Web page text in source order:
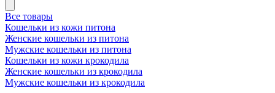
Все товары
Кошельки из кожи питона
Женские кошельки из питона
Мужские кошельки из питона
Кошельки из кожи крокодила
Женские кошельки из крокодила
Мужские кошельки из крокодила